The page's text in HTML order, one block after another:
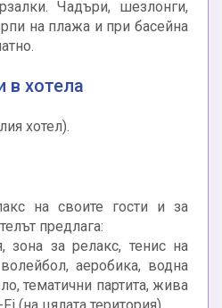
Чадъри, шезлонги,
на плажа и при басейна
в хотела
хотел).
на своите гости и за
предлага:
зона за релакс, тенис на
аеробика, водна
тематични партита, жива